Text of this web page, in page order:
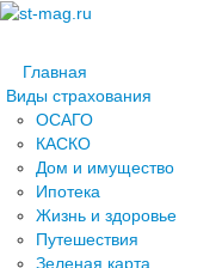
Главная
Виды страхования
ОСАГО
КАСКО
Дом и имущество
Ипотека
Жизнь и здоровье
Путешествия
Зеленая карта